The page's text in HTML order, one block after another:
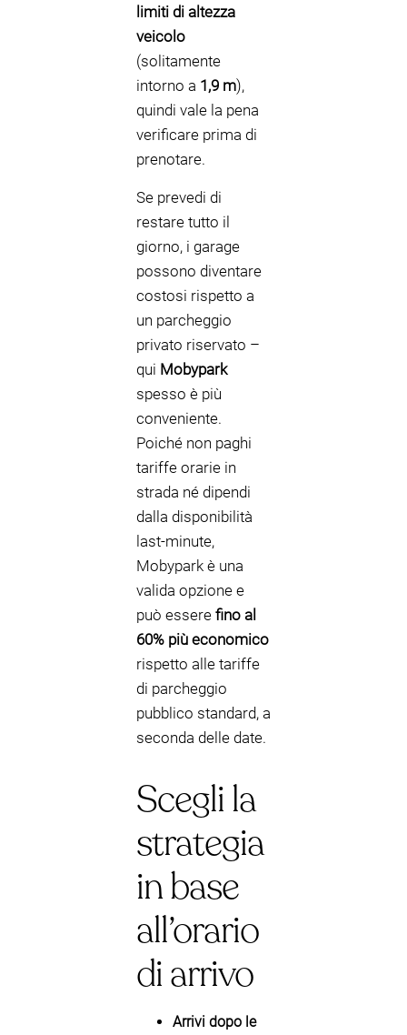
limiti di altezza
veicolo
(solitamente
intorno a 1,9 m),
quindi vale la pena
verificare prima di
prenotare.
Se prevedi di
restare tutto il
giorno, i garage
possono diventare
costosi rispetto a
un parcheggio
privato riservato –
qui Mobypark
spesso è più
conveniente.
Poiché non paghi
tariffe orarie in
strada né dipendi
dalla disponibilità
last-minute,
Mobypark è una
valida opzione e
può essere fino al
60% più economico
rispetto alle tariffe
di parcheggio
pubblico standard, a
seconda delle date.
Scegli la
strategia
in base
all’orario
di arrivo
Arrivi dopo le